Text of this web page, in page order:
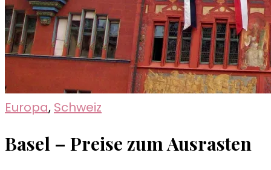
Europa, Schweiz
Basel – Preise zum Ausrasten